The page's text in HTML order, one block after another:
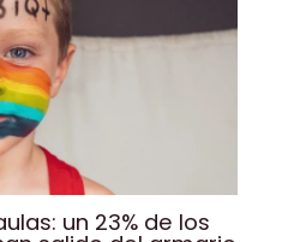
un 23% de los